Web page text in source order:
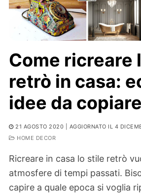
Come ricreare
retrò in casa:
idee da copiare
21 AGOSTO 2020 | AGGIORNATO IL 4
HOME DECOR
Ricreare in casa lo stile retrò
atmosfere di tempi passati.
capire a quale epoca si voglia